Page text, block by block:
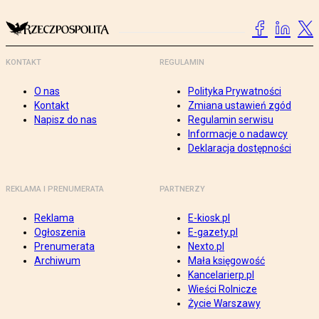
KONTAKT
O nas
Kontakt
Napisz do nas
REGULAMIN
Polityka Prywatności
Zmiana ustawień zgód
Regulamin serwisu
Informacje o nadawcy
Deklaracja dostępności
REKLAMA I PRENUMERATA
Reklama
Ogłoszenia
Prenumerata
Archiwum
PARTNERZY
E-kiosk.pl
E-gazety.pl
Nexto.pl
Mała księgowość
Kancelarierp.pl
Wieści Rolnicze
Życie Warszawy